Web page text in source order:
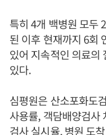
특히 4개 백병원 모두
된 이후 현재까지 6회
있어 지속적인 의료의
있다.
심평원은 산소포화도
사용률, 객담배양검사
검사 실시율, 병원 도